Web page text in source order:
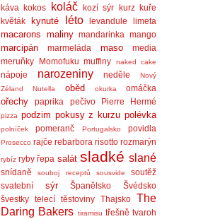
káva
kokos koláč kozí sýr kurz
kuře
květák
kynuté léto levandule limeta
macarons maliny mandarinka mango
marcipán marmeláda maso
media
meruňky
Momofuku muffiny naked cake
nápoje narozeniny neděle
Nový
Zéland
Nutella oběd okurka omáčka
ořechy paprika pečivo Pierre Hermé
pizza podzim pokusy z kurzu polévka
polníček pomeranč Portugalsko povidla
Prosecco rajče rebarbora risotto rozmarýn
rybíz ryby řepa salát sladké slané
snídaně souboj receptů sousvide
soutěž
svatební
sýr Španělsko
Švédsko
švestky
telecí těstoviny Thajsko
The
Daring Bakers tiramisu třešně tvaroh